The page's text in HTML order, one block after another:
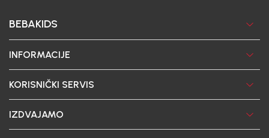
BEBAKIDS
INFORMACIJE
KORISNIČKI SERVIS
IZDVAJAMO